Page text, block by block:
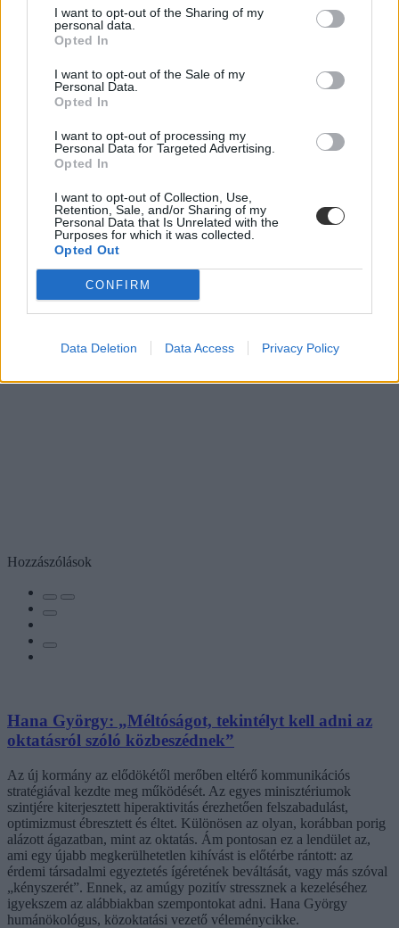
I want to opt-out of the Sharing of my
personal data.
Opted In
I want to opt-out of the Sale of my
Personal Data.
Opted In
I want to opt-out of processing my
Personal Data for Targeted Advertising.
Opted In
I want to opt-out of Collection, Use,
Retention, Sale, and/or Sharing of my
Personal Data that Is Unrelated with the
Purposes for which it was collected.
Opted Out
CONFIRM
Data Deletion Data Access Privacy Policy
Hozzászólások
Hana György: „Méltóságot, tekintélyt kell adni az
oktatásról szóló közbeszédnek”
Az új kormány az elődökétől merőben eltérő kommunikációs
stratégiával kezdte meg működését. Az egyes minisztériumok
szintjére kiterjesztett hiperaktivitás érezhetően felszabadulást,
optimizmust ébresztett és éltet. Különösen az olyan, korábban porig
alázott ágazatban, mint az oktatás. Ám pontosan ez a lendület az,
ami egy újabb megkerülhetetlen kihívást is előtérbe rántott: az
érdemi társadalmi egyeztetés ígéretének beváltását, vagy más szóval
„kényszerét”. Ennek, az amúgy pozitív stressznek a kezeléséhez
igyekszem az alábbiakban szempontokat adni. Hana György
humánökológus, közoktatási vezető véleménycikke.